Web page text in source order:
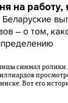
на работу,
Беларуские
– о том,